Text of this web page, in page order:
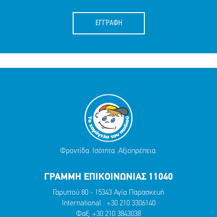
ΕΓΓΡΑΦΗ
Φροντίδα. Ισότητα. Αξιοπρέπεια.
ΓΡΑΜΜΗ ΕΠΙΚΟΙΝΩΝΙΑΣ 11040
Γαρυττού 80 - 15343 Αγία Παρασκευή
International : +30 210 3306140
Φαξ: +30 210 3843038